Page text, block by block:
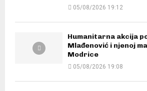
05/08/2026 19:12
Humanitarna akcija
Mlađenović i njenoj
Modrice
05/08/2026 19:08